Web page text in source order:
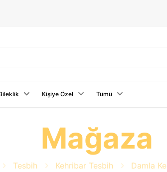
Kişiye Özel Tümü
Mağaza
Tesbih Kehribar Tesbih
Damla